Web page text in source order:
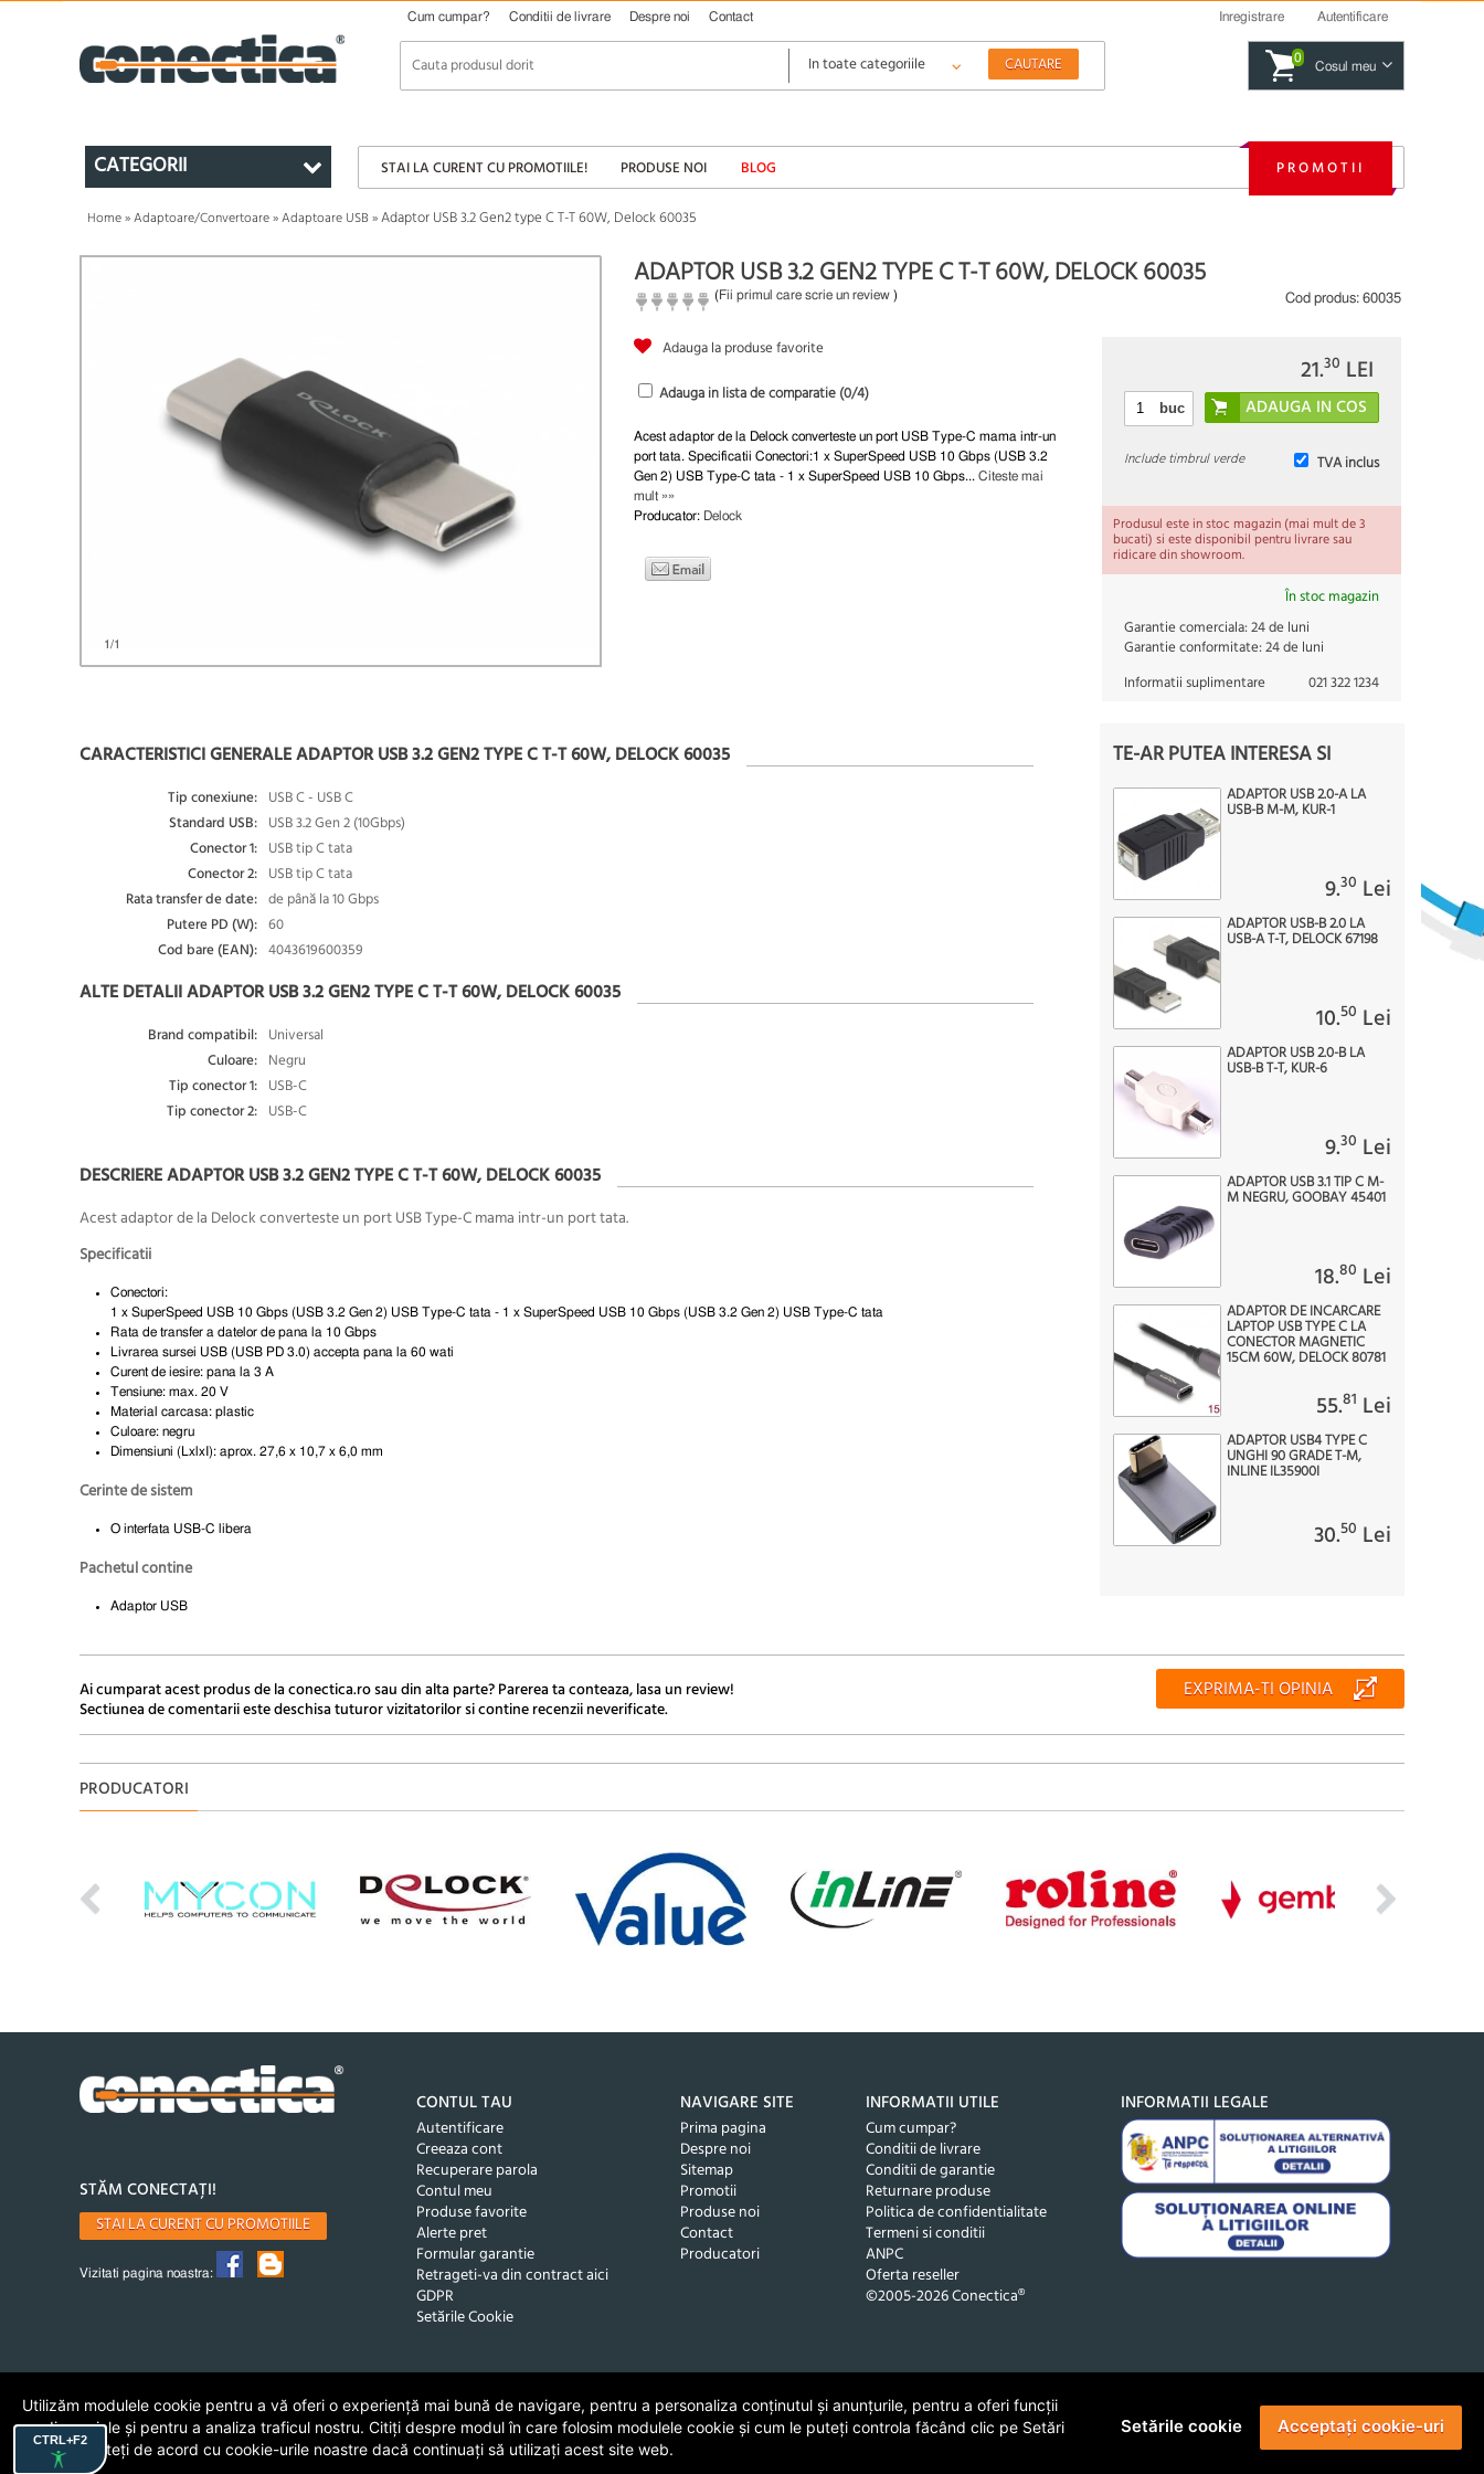
CTRL+F2
Cum cumpar? Conditii de livrare Despre noi Contact Inregistrare Autentificare
0
Cosul meu
CATEGORII STAI LA CURENT CU PROMOTIILE! PRODUSE NOI BLOG PROMOTII
Home»Adaptoare/Convertoare»Adaptoare USB »Adaptor USB 3.2 Gen2 type C T-T 60W, Delock 60035
1/1
ADAPTOR USB 3.2 GEN2 TYPE C T-T 60W, DELOCK 60035
(Fii primul care scrie un review ) Cod produs: 60035
Adauga la produse favorite
Adauga in lista de comparatie (0/4)
Acest adaptor de la Delock converteste un port USB Type-C mama intr-un
port tata. Specificatii Conectori:1 x SuperSpeed USB 10 Gbps (USB 3.2
Gen 2) USB Type-C tata - 1 x SuperSpeed USB 10 Gbps... Citeste mai
mult »»
Producator: Delock
21.30 LEI
buc
TVA inclus
Include timbrul verde
Produsul este in stoc magazin (mai mult de 3
bucati) si este disponibil pentru livrare sau
ridicare din showroom.
În stoc magazin
Garantie comerciala:24 de luni
Garantie conformitate:24 de luni
Informatii suplimentare
021 322 1234
CARACTERISTICI GENERALE ADAPTOR USB 3.2 GEN2 TYPE C T-T 60W, DELOCK 60035
Tip conexiune: USB C - USB C
Standard USB: USB 3.2 Gen 2 (10Gbps)
Conector 1: USB tip C tata
Conector 2: USB tip C tata
Rata transfer de date: de până la 10 Gbps
Putere PD (W): 60
Cod bare (EAN): 4043619600359
ALTE DETALII ADAPTOR USB 3.2 GEN2 TYPE C T-T 60W, DELOCK 60035
Brand compatibil: Universal
Culoare: Negru
Tip conector 1: USB-C
Tip conector 2: USB-C
DESCRIERE ADAPTOR USB 3.2 GEN2 TYPE C T-T 60W, DELOCK 60035
Acest adaptor de la Delock converteste un port USB Type-C mama intr-un port tata.
Specificatii
Conectori:
1 x SuperSpeed USB 10 Gbps (USB 3.2 Gen 2) USB Type-C tata - 1 x SuperSpeed USB 10 Gbps (USB 3.2 Gen 2) USB Type-C tata
Rata de transfer a datelor de pana la 10 Gbps
Livrarea sursei USB (USB PD 3.0) accepta pana la 60 wati
Curent de iesire: pana la 3 A
Tensiune: max. 20 V
Material carcasa: plastic
Culoare: negru
Dimensiuni (LxlxI): aprox.27,6 x 10,7 x 6,0 mm
Cerinte de sistem
O interfata USB-C libera
Pachetul contine
Adaptor USB
TE-AR PUTEA INTERESA SI
ADAPTOR USB 2.0-A LA
USB-B M-M, KUR-1
9.30 Lei
ADAPTOR USB-B 2.0 LA
USB-A T-T, DELOCK 67198
10.50 Lei
ADAPTOR USB 2.0-B LA
USB-B T-T, KUR-6
9.30 Lei
ADAPTOR USB 3.1 TIP C M-
M NEGRU, GOOBAY 45401
18.80 Lei
ADAPTOR DE INCARCARE
LAPTOP USB TYPE C LA
CONECTOR MAGNETIC
15CM 60W, DELOCK 80781
55.81 Lei
ADAPTOR USB4 TYPE C
UNGHI 90 GRADE T-M,
INLINE IL35900I
30.50 Lei
Ai cumparat acest produs de la conectica.ro sau din alta parte? Parerea ta conteaza, lasa un review!
Sectiunea de comentarii este deschisa tuturor vizitatorilor si contine recenzii neverificate.
EXPRIMA-TI OPINIA
PRODUCATORI
STĂM CONECTAȚI!
STAI LA CURENT CU PROMOTIILE
Vizitati pagina noastra:
CONTUL TAU
Autentificare
Creeaza cont
Recuperare parola
Contul meu
Produse favorite
Alerte pret
Formular garantie
Retrageti-va din contract aici
GDPR
Setările Cookie
NAVIGARE SITE
Prima pagina
Despre noi
Sitemap
Promotii
Produse noi
Contact
Producatori
INFORMATII UTILE
Cum cumpar?
Conditii de livrare
Conditii de garantie
Returnare produse
Politica de confidentialitate
Termeni si conditii
ANPC
Oferta reseller
©2005-2026 Conectica®
INFORMATII LEGALE
Utilizăm modulele cookie pentru a vă oferi o experiență mai bună de navigare, pentru a personaliza conținutul și anunțurile, pentru a oferi funcții
media sociale și pentru a analiza traficul nostru. Citiți despre modul în care folosim modulele cookie și cum le puteți controla făcând clic pe Setări
cookie. Sunteți de acord cu cookie-urile noastre dacă continuați să utilizați acest site web.
Setările cookie Acceptați cookie-uri